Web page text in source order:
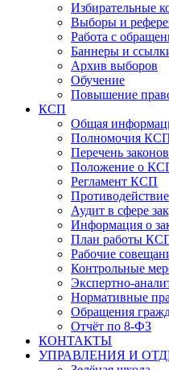
Избирательные
Выборы и
Работа с
Баннеры и
Архив выборов
Обучение
Повышение
КСП
Общая
Полномочия
Перечень законов
Положение о
Регламент КСП
Аудит в сфере
Информация о
План работы
Рабочие
Контрольные
Экспертно-
Нормативные
Обращения
Отчёт по 8-ФЗ
КОНТАКТЫ
УПРАВЛЕНИЯ И